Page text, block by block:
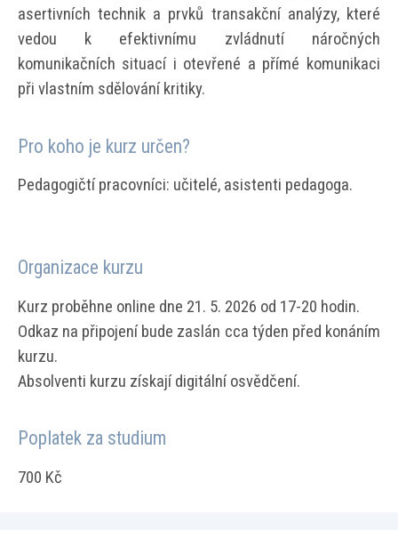
asertivních technik a prvků transakční analýzy, které
vedou k efektivnímu zvládnutí náročných
komunikačních situací i otevřené a přímé komunikaci
při vlastním sdělování kritiky.
Pro koho je kurz určen?
Pedagogičtí pracovníci: učitelé, asistenti pedagoga.
Organizace kurzu
Kurz proběhne online dne 21. 5. 2026 od 17-20 hodin.
Odkaz na připojení bude zaslán cca týden před konáním
kurzu.
Absolventi kurzu získají digitální osvědčení.
Poplatek za studium
700 Kč